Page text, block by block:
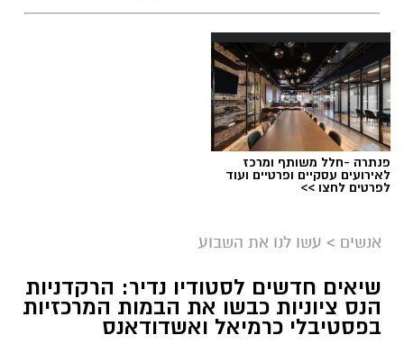
פנתרה -חלל משותף ומרכז
לאירועים עסקיים ופרטיים ועוד
לפרטים לחצו >>
אנשים > עשו לנו את השבוע
שיאים חדשים לסטודיו נדיר: הרקדניות
הנס ציוניות כבשו את הבמות המרכזיות
בפסטיבלי כרמיאל ואשדודאנס